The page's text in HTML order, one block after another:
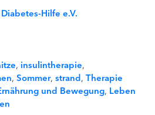
Hilfe e.V.
, insulintherapie,
, Sommer, strand, Therapie
und Bewegung, Leben